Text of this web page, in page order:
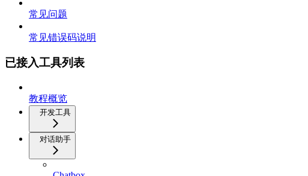
常见问题
常见错误码说明
已接入工具列表
教程概览
开发工具
对话助手